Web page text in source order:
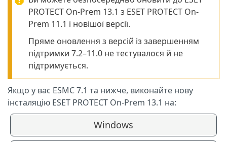
PROTECT On-Prem 13.1 з ESET PROTECT On-
Prem 11.1 і новішої версії.
Пряме оновлення з версій із завершенням
підтримки 7.2–11.0 не тестувалося й не
підтримується.
Якщо у вас ESMC 7.1 та нижче, виконайте нову
інсталяцію ESET PROTECT On-Prem 13.1 на:
Windows